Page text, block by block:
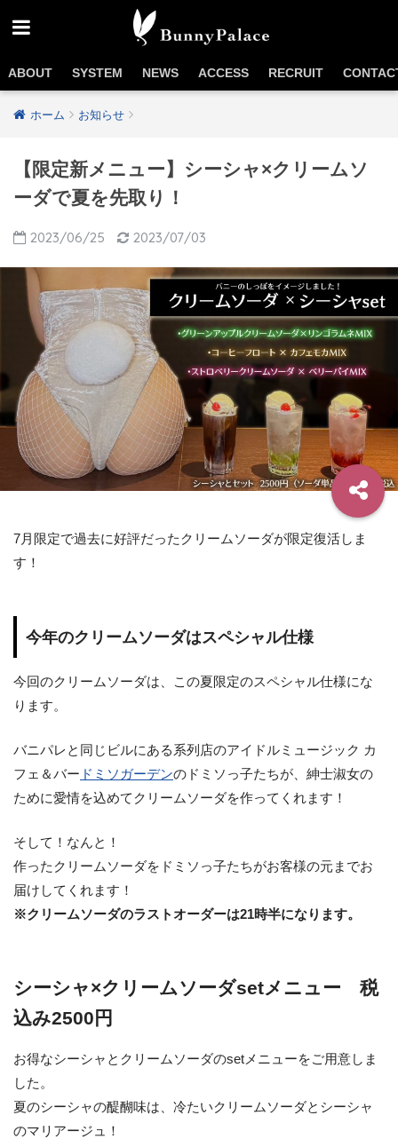
ABOUT SYSTEM NEWS ACCESS RECRUIT
ホーム お知らせ
【限定新メニュー】シーシャ×クリームソ
ーダで夏を先取り！
2023/06/25 2023/07/03
7月限定で過去に好評だったクリームソーダが限定復活しま
す！
今年のクリームソーダはスペシャル仕様
今回のクリームソーダは、この夏限定のスペシャル仕様にな
ります。
バニパレと同じビルにある系列店のアイドルミュージック カ
フェ＆バー ドミソガーデンのドミソっ子たちが、紳士淑女の
ために愛情を込めてクリームソーダを作ってくれます！
そして！なんと！
作ったクリームソーダをドミソっ子たちがお客様の元までお
届けしてくれます！
※クリームソーダのラストオーダーは21時半になります。
シーシャ×クリームソーダsetメニュー 税
込み2500円
お得なシーシャとクリームソーダのsetメニューをご用意しま
した。
夏のシーシャの醍醐味は、冷たいクリームソーダとシーシャ
のマリアージュ！